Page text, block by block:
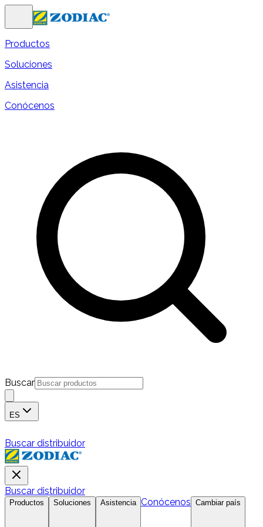
Productos
Soluciones
Asistencia
Conócenos
Buscar
ES
Buscar distribuidor
Buscar distribuidor
Productos Soluciones Asistencia Conócenos Cambiar país